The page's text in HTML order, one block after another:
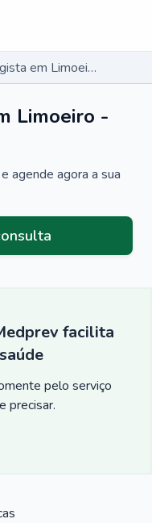
Dermatologista em Limoeiro - PE
Limoeiro -
agende agora a sua
facilita
pelo serviço
precisar.